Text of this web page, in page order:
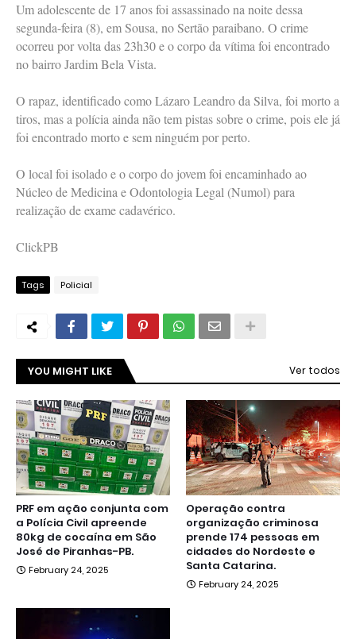
Um adolescente de 17 anos foi assassinado na noite dessa
segunda-feira (8), em Sousa, no Sertão paraibano. O crime
ocorreu por volta das 23h30 e o corpo da vítima foi encontrado
no bairro Jardim Bela Vista.
O rapaz, identificado como Lázaro Leandro da Silva, foi morto a
tiros, mas a polícia ainda não tem pistas sobre o crime, pois ele já
foi encontrado morto e sem ninguém por perto.
O local foi isolado e o corpo do jovem foi encaminhado ao
Núcleo de Medicina e Odontologia Legal (Numol) para
realização de exame cadavérico.
ClickPB
Tags Policial
YOU MIGHT LIKE Ver todos
PRF em ação conjunta com
a Polícia Civil apreende
80kg de cocaína em São
José de Piranhas-PB.
February 24, 2025
Operação contra
organização criminosa
prende 174 pessoas em
cidades do Nordeste e
Santa Catarina.
February 24, 2025